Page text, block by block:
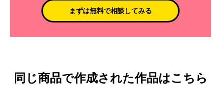
まずは無料で相談してみる
同じ商品で作成された作品はこちら